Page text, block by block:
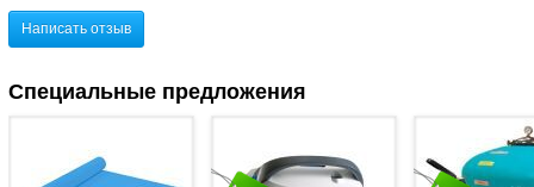
Написать отзыв
Специальные предложения